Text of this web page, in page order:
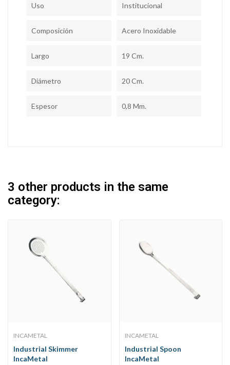
Uso Institucional
Composición Acero Inoxidable
Largo 19 Cm.
Diámetro 20 Cm.
Espesor 0,8 Mm.
3 other products in the same
category:
INCAMETAL
Industrial Skimmer
IncaMetal
INCAMETAL
Industrial Spoon
IncaMetal